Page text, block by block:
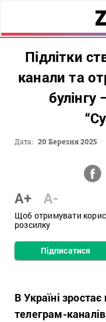
Підлітки
канали та
булінгу
Дата: 20 Березня 2025
A+ A-
Щоб отримувати
розсилку
Підписатися
В Україні
телеграм-